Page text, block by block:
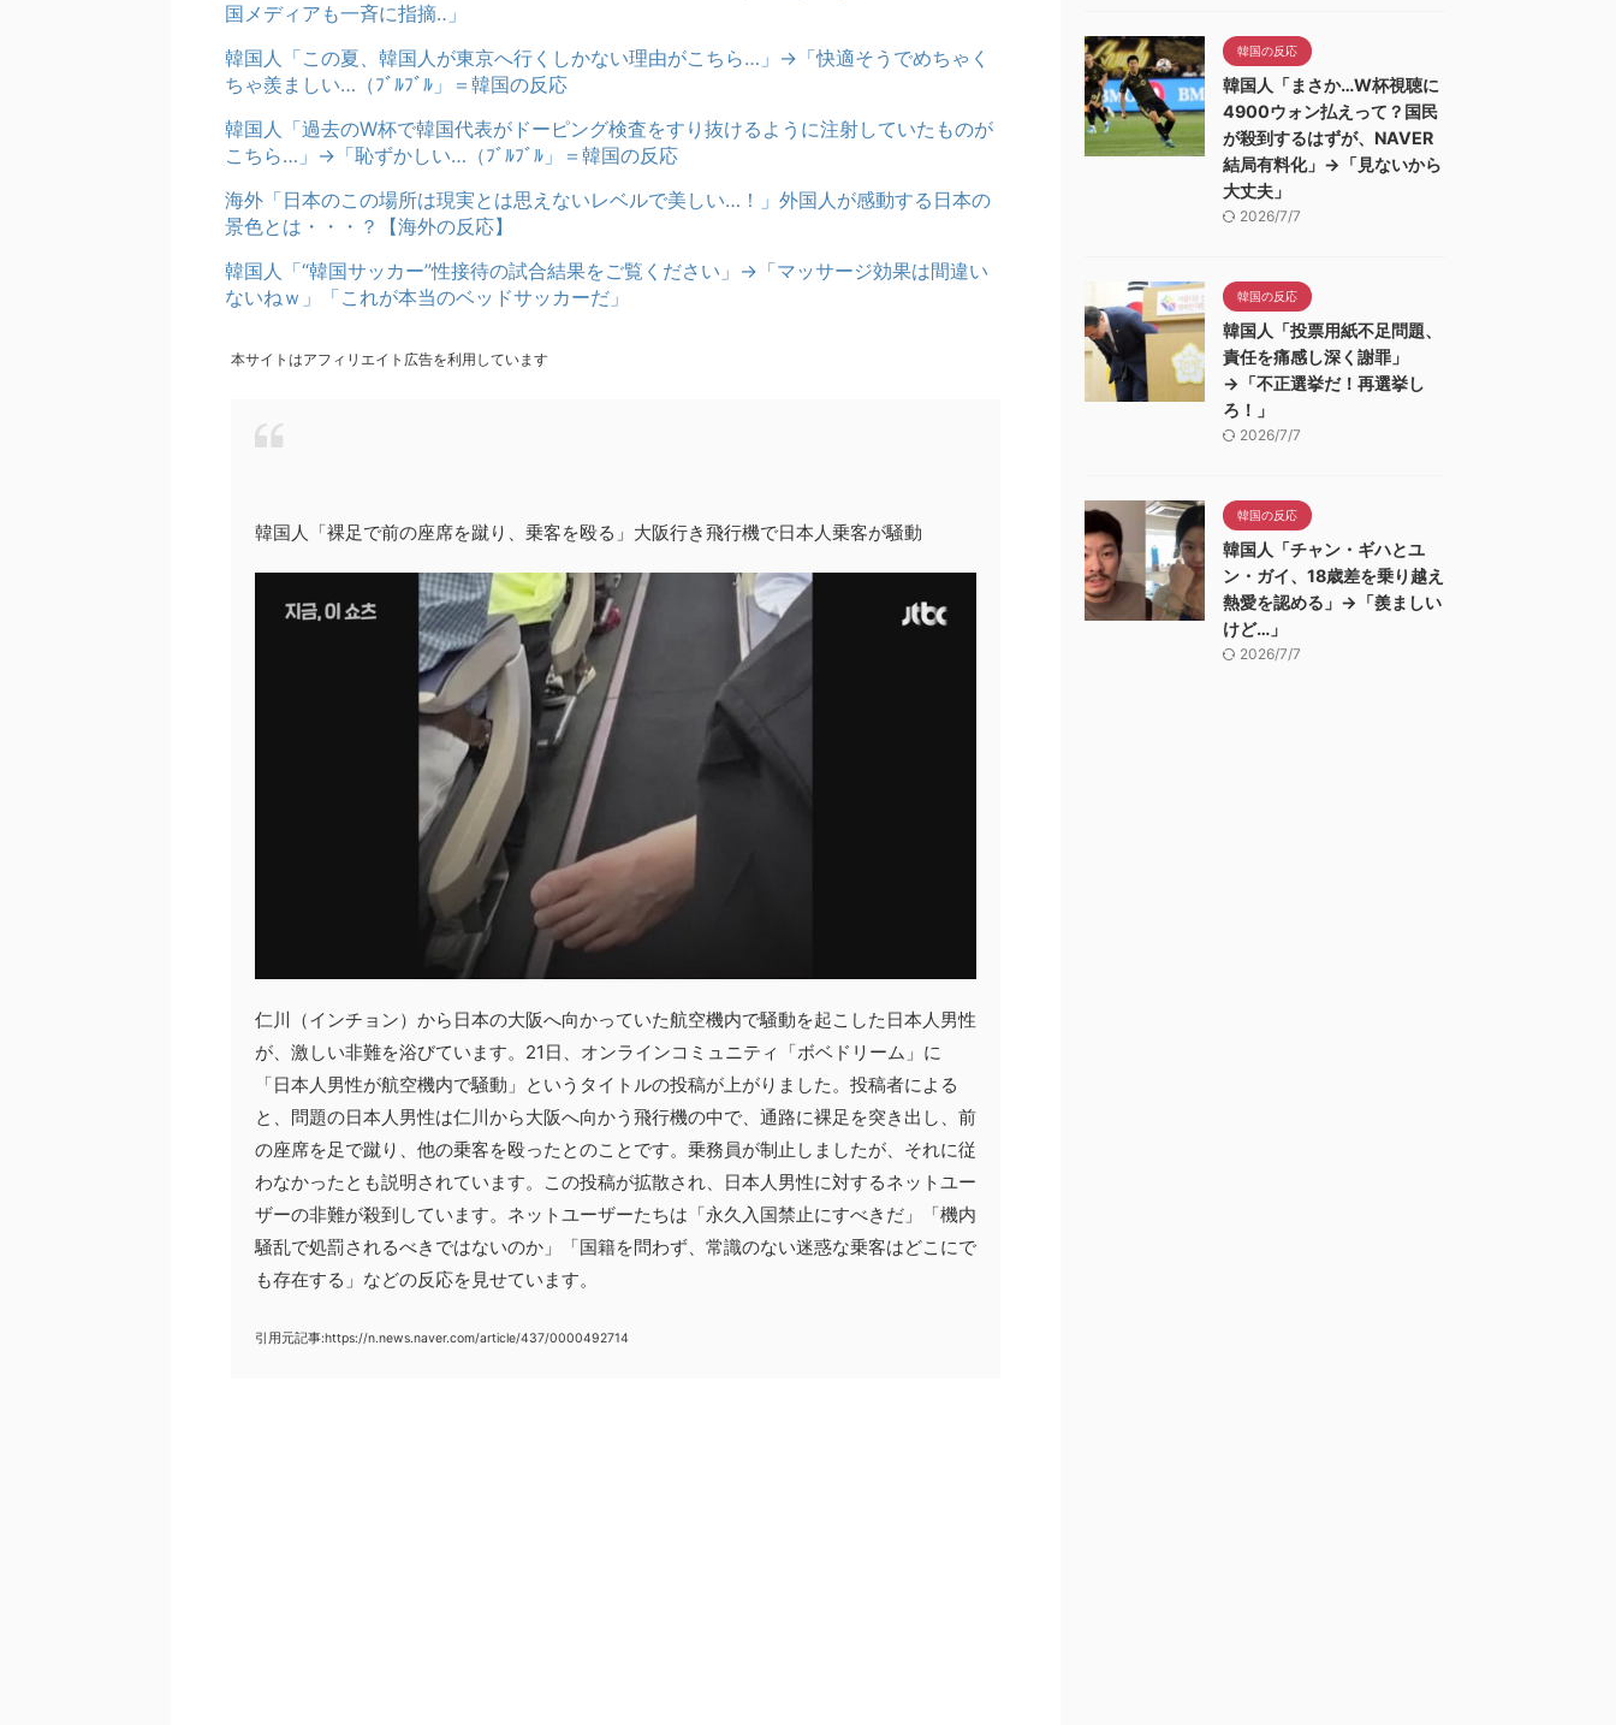
国メディアも一斉に指摘‥」
韓国人「この夏、韓国人が東京へ行くしかない理由がこちら…」→「快適そうでめちゃく
ちゃ羨ましい…（ﾌﾞﾙﾌﾞﾙ」＝韓国の反応
韓国人「過去のW杯で韓国代表がドーピング検査をすり抜けるように注射していたものが
こちら…」→「恥ずかしい…（ﾌﾞﾙﾌﾞﾙ」＝韓国の反応
海外「日本のこの場所は現実とは思えないレベルで美しい…！」外国人が感動する日本の
景色とは・・・？【海外の反応】
韓国人「“韓国サッカー”性接待の試合結果をご覧ください」→「マッサージ効果は間違い
ないねｗ」「これが本当のベッドサッカーだ」
本サイトはアフィリエイト広告を利用しています
韓国人「裸足で前の座席を蹴り、乗客を殴る」大阪行き飛行機で日本人乗客が騒動
仁川（インチョン）から日本の大阪へ向かっていた航空機内で騒動を起こした日本人男性
が、激しい非難を浴びています。21日、オンラインコミュニティ「ボベドリーム」に
「日本人男性が航空機内で騒動」というタイトルの投稿が上がりました。投稿者による
と、問題の日本人男性は仁川から大阪へ向かう飛行機の中で、通路に裸足を突き出し、前
の座席を足で蹴り、他の乗客を殴ったとのことです。乗務員が制止しましたが、それに従
わなかったとも説明されています。この投稿が拡散され、日本人男性に対するネットユー
ザーの非難が殺到しています。ネットユーザーたちは「永久入国禁止にすべきだ」「機内
騒乱で処罰されるべきではないのか」「国籍を問わず、常識のない迷惑な乗客はどこにで
も存在する」などの反応を見せています。
引用元記事:https://n.news.naver.com/article/437/0000492714
韓国の反応
韓国人「まさか…W杯視聴に
4900ウォン払えって？国民
が殺到するはずが、NAVER
結局有料化」→「見ないから
大丈夫」
2026/7/7
韓国の反応
韓国人「投票用紙不足問題、
責任を痛感し深く謝罪」
→「不正選挙だ！再選挙し
ろ！」
2026/7/7
韓国の反応
韓国人「チャン・ギハとユ
ン・ガイ、18歳差を乗り越え
熱愛を認める」→「羨ましい
けど…」
2026/7/7